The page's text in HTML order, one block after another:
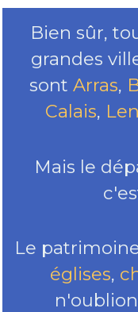
Bien sûr,
grandes
sont Arras,
Calais,
Mais le
Le
églises,